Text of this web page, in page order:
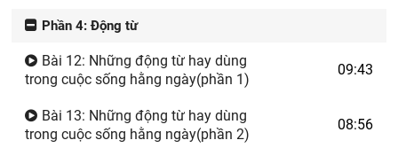
Phần 4: Động từ
Bài 12: Những động từ hay dùng
trong cuộc sống hằng ngày(phần 1)
09:43
Bài 13: Những động từ hay dùng
trong cuộc sống hằng ngày(phần 2)
08:56